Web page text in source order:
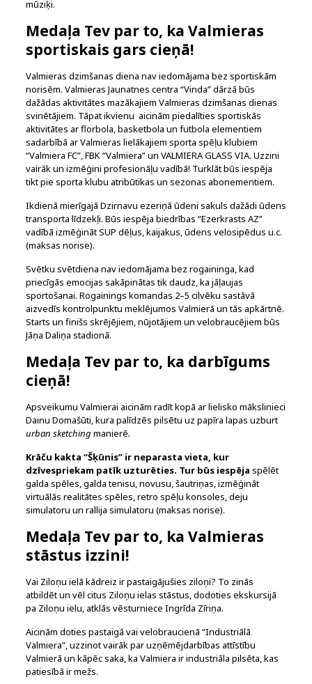
mūziķi.
Medaļa Tev par to, ka Valmieras
sportiskais gars cieņā!
Valmieras dzimšanas diena nav iedomājama bez sportiskām
norisēm. Valmieras Jaunatnes centra “Vinda” dārzā būs
dažādas aktivitātes mazākajiem Valmieras dzimšanas dienas
svinētājiem. Tāpat ikvienu aicinām piedalīties sportiskās
aktivitātes ar florbola, basketbola un futbola elementiem
sadarbībā ar Valmieras lielākajiem sporta spēļu klubiem
“Valmiera FC”, FBK “Valmiera” un VALMIERA GLASS VIA. Uzzini
vairāk un izmēģini profesionāļu vadībā! Turklāt būs iespēja
tikt pie sporta klubu atribūtikas un sezonas abonementiem.
Ikdienā mierīgajā Dzirnavu ezeriņā ūdeni sakuls dažādi ūdens
transporta līdzekļi. Būs iespēja biedrības “Ezerkrasts AZ”
vadībā izmēģināt SUP dēļus, kaijakus, ūdens velosipēdus u.c.
(maksas norise).
Svētku svētdiena nav iedomājama bez rogaininga, kad
priecīgās emocijas sakāpinātas tik daudz, ka jāļaujas
sportošanai. Rogainings komandas 2–5 cilvēku sastāvā
aizvedīs kontrolpunktu meklējumos Valmierā un tās apkārtnē.
Starts un finišs skrējējiem, nūjotājiem un velobraucējiem būs
Jāņa Daliņa stadionā.
Medaļa Tev par to, ka darbīgums
cieņā!
Apsveikumu Valmierai aicinām radīt kopā ar lielisko mākslinieci
Dainu Domašūti, kura palīdzēs pilsētu uz papīra lapas uzburt
urban sketching manierē.
Krāču kakta “Šķūnis” ir neparasta vieta, kur
dzīvespriekam patīk uzturēties. Tur būs iespēja spēlēt
galda spēles, galda tenisu, novusu, šautriņas, izmēģināt
virtuālās realitātes spēles, retro spēļu konsoles, deju
simulatoru un rallija simulatoru (maksas norise).
Medaļa Tev par to, ka Valmieras
stāstus izzini!
Vai Ziloņu ielā kādreiz ir pastaigājušies ziloņi? To zinās
atbildēt un vēl citus Ziloņu ielas stāstus, dodoties ekskursijā
pa Ziloņu ielu, atklās vēsturniece Ingrīda Zīriņa.
Aicinām doties pastaigā vai velobraucienā “Industriālā
Valmiera”, uzzinot vairāk par uzņēmējdarbības attīstību
Valmierā un kāpēc saka, ka Valmiera ir industriāla pilsēta, kas
patiesībā ir mežs.